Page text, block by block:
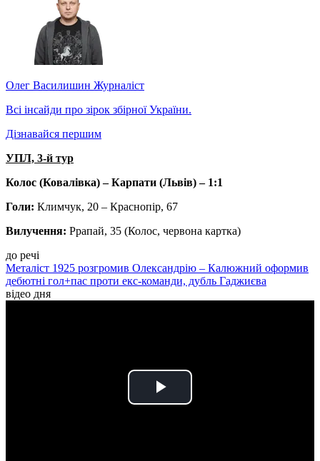
Олег Василишин Журналіст
Всі інсайди про зірок збірної України.
Дізнавайся першим
УПЛ, 3-й тур
Колос (Ковалівка) – Карпати (Львів) – 1:1
Голи: Климчук, 20 – Краснопір, 67
Вилучення: Ррапай, 35 (Колос, червона картка)
до речі
Металіст 1925 розгромив Олександрію – Калюжний оформив
дебютні гол+пас проти екс-команди, дубль Гаджиєва
відео дня
Play